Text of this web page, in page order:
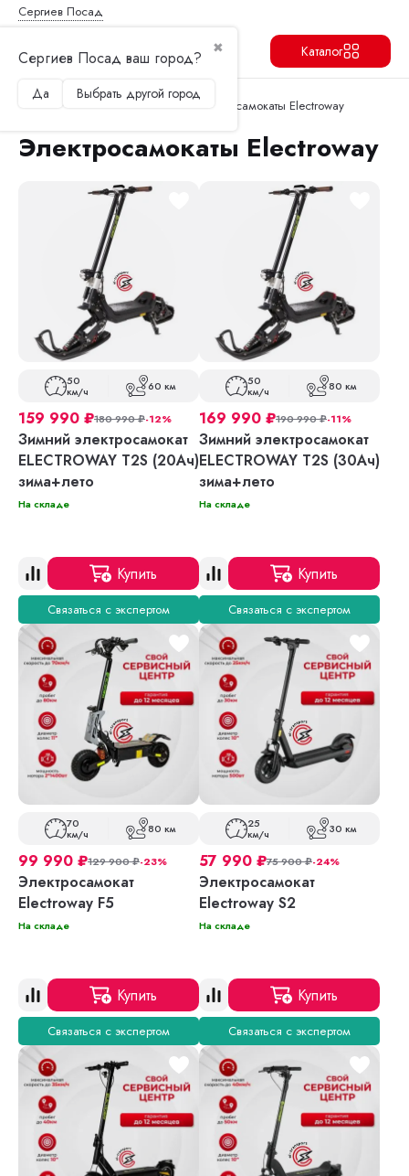
Сергиев Посад
✖
Сергиев Посад ваш город?
Да Выбрать другой город
Каталог
Главная Электросамокаты Электросамокаты Electroway
Электросамокаты Electroway
50
км/ч 60 км
159 990 ₽180 990₽-12%
Зимний электросамокат
ELECTROWAY T2S (20Ач)
зима+лето
На складе
Купить
Связаться с экспертом
50
км/ч 80 км
169 990 ₽190 990₽-11%
Зимний электросамокат
ELECTROWAY T2S (30Ач)
зима+лето
На складе
Купить
Связаться с экспертом
70
км/ч 80 км
99 990 ₽129 900₽-23%
Электросамокат
Electroway F5
На складе
Купить
Связаться с экспертом
25
км/ч 30 км
57 990 ₽75 900₽-24%
Электросамокат
Electroway S2
На складе
Купить
Связаться с экспертом
Продолжить Перейти в корзину